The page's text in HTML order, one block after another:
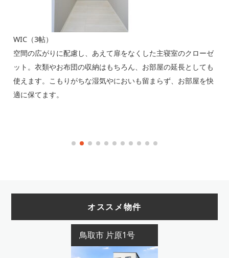
WIC（3帖）
空間の広がりに配慮し、あえて扉をなくした主寝室のクローゼ
ット。衣類やお布団の収納はもちろん、お部屋の延長としても
使えます。こもりがちな湿気やにおいも留まらず、お部屋を快
適に保てます。
オススメ物件
鳥取市 片原1号